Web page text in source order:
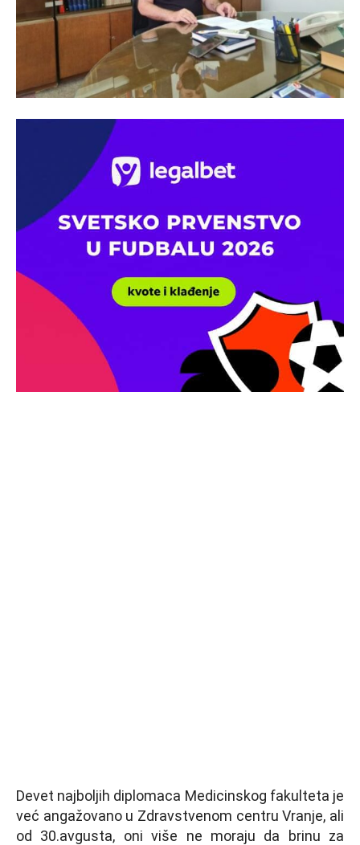
Devet najboljih diplomaca Medicinskog fakulteta je
već angažovano u Zdravstvenom centru Vranje, ali
od 30.avgusta, oni više ne moraju da brinu za